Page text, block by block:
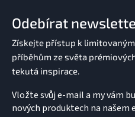
Odebírat
Vložte svůj e-mail a my vám
nových produktech na našem